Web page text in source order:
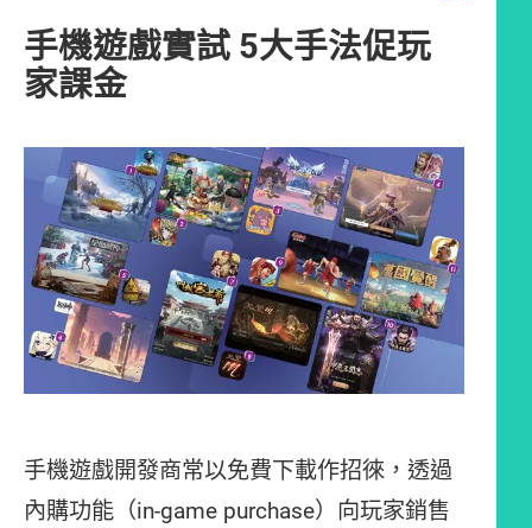
手機遊戲實試 5大手法促玩
家課金
手機遊戲開發商常以免費下載作招徠，透過
內購功能（in-game purchase）向玩家銷售